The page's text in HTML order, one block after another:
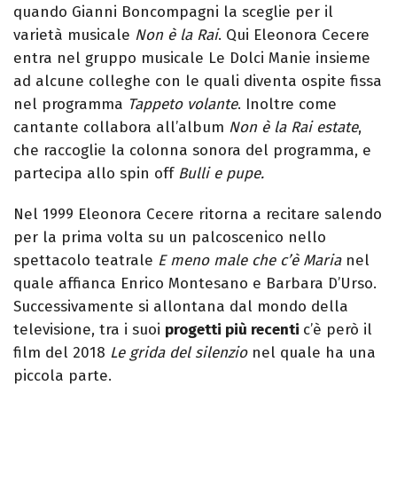
quando Gianni Boncompagni la sceglie per il
varietà musicale Non è la Rai. Qui Eleonora Cecere
entra nel gruppo musicale Le Dolci Manie insieme
ad alcune colleghe con le quali diventa ospite fissa
nel programma Tappeto volante. Inoltre come
cantante collabora all’album Non è la Rai estate,
che raccoglie la colonna sonora del programma, e
partecipa allo spin off Bulli e pupe.
Nel 1999 Eleonora Cecere ritorna a recitare salendo
per la prima volta su un palcoscenico nello
spettacolo teatrale E meno male che c’è Maria nel
quale affianca Enrico Montesano e Barbara D’Urso.
Successivamente si allontana dal mondo della
televisione, tra i suoi progetti più recenti c’è però il
film del 2018 Le grida del silenzio nel quale ha una
piccola parte.